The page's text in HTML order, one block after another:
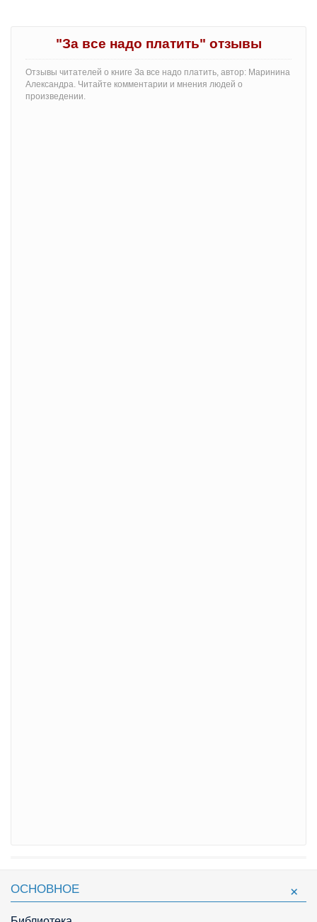
"За все надо платить" отзывы
Отзывы читателей о книге За все надо платить, автор: Маринина
Александра. Читайте комментарии и мнения людей о
произведении.
ОСНОВНОЕ